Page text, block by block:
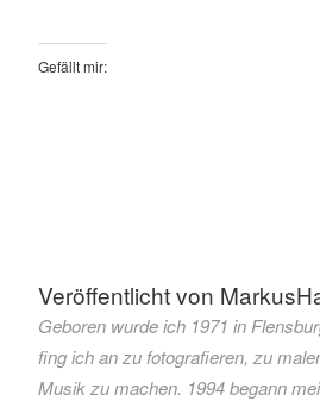
Gefällt mir:
NPD
Vorsitzender
Wahlkampf
Veröffentlicht von
Geboren wurde ich 1971 in
fing ich an zu fotografieren, zu
Musik zu machen. 1994 begann